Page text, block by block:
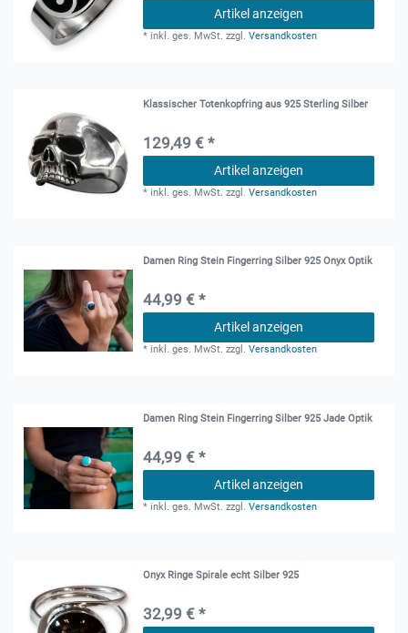
Artikel anzeigen
* inkl. ges. MwSt. zzgl.Versandkosten
Klassischer Totenkopfring aus 925 Sterling Silber
129,49 € *
Artikel anzeigen
* inkl. ges. MwSt. zzgl.Versandkosten
Damen Ring Stein Fingerring Silber 925 Onyx Optik
44,99 € *
Artikel anzeigen
* inkl. ges. MwSt. zzgl.Versandkosten
Damen Ring Stein Fingerring Silber 925 Jade Optik
44,99 € *
Artikel anzeigen
* inkl. ges. MwSt. zzgl.Versandkosten
Onyx Ringe Spirale echt Silber 925
32,99 € *